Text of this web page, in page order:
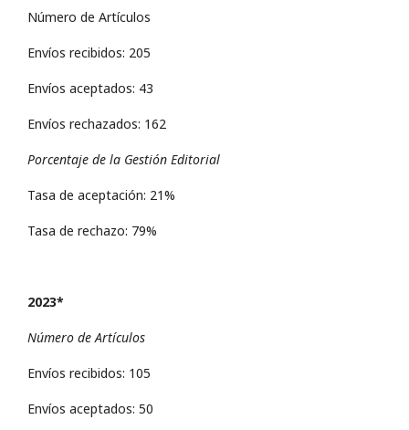
Número de Artículos
Envíos recibidos: 205
Envíos aceptados: 43
Envíos rechazados: 162
Porcentaje de la Gestión Editorial
Tasa de aceptación: 21%
Tasa de rechazo: 79%
2023*
Número de Artículos
Envíos recibidos: 105
Envíos aceptados: 50